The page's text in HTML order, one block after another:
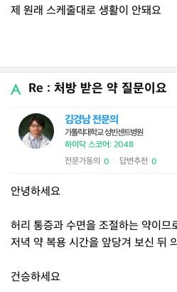
제 원래 스케줄대로 생활이 안돼요
Re : 처방 받은 약 질문이요
김경남 전문의
가톨릭대학교 성빈센트병원
하이닥 스코어: 2048
전문가동의 0 답변추천 0
안녕하세요
허리 통증과 수면을 조절하는 약이므
저녁 약 복용 시간을 앞당겨 보신 뒤
건승하세요